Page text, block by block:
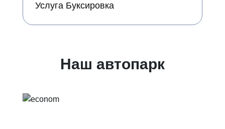
Услуга Буксировка
Наш автопарк